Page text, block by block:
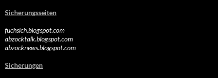
Sicherungsseiten
fuchsich.blogspot.com
abzocktalk.blogspot.com
abzocknews.blogspot.com
Sicherungen